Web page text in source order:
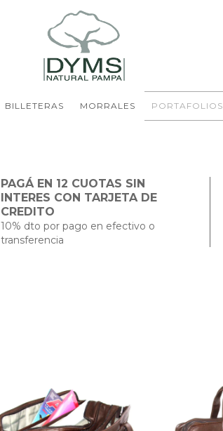
BILLETERAS MORRALES PORTAFOLIOS
PAGÁ EN 12 CUOTAS SIN
INTERES CON TARJETA DE
CREDITO
10% dto por pago en efectivo o
transferencia